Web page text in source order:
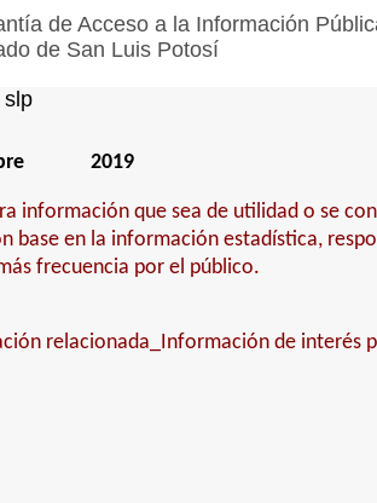
de Acceso a la Información
de San Luis Potosí
slp
2019
información que sea de utilidad o se
base en la información estadística,
frecuencia por el público.
relacionada_Información de interés